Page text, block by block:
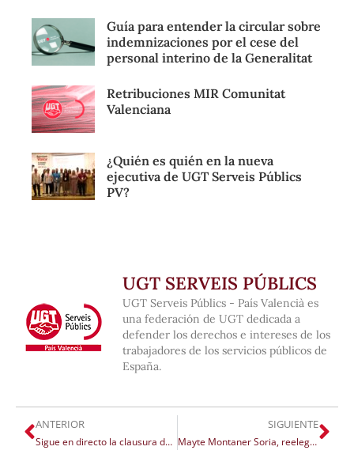
Guía para entender la circular sobre
indemnizaciones por el cese del
personal interino de la Generalitat
Retribuciones MIR Comunitat
Valenciana
¿Quién es quién en la nueva
ejecutiva de UGT Serveis Públics
PV?
UGT SERVEIS PÚBLICS
UGT Serveis Públics - País Valencià es
una federación de UGT dedicada a
defender los derechos e intereses de los
trabajadores de los servicios públicos de
España.
ANTERIOR
Sigue en directo la clausura del II Congreso Nacional de UGT Serveis Públics PV
SIGUIENTE
Mayte Montaner Soria, reelegida secretaria general de UGT Serveis Públics con el 98% de los votos